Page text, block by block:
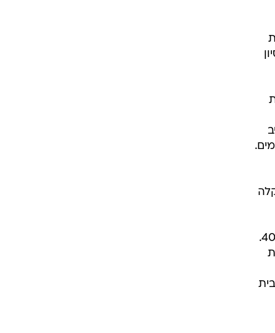
ב-13:17 היקף התקלה הגיע לשיא חומרתו - בשעה זו היה שיעור השיחות המוצלחות ברשת כ-40%.